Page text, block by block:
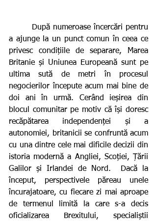
a ajunge la un punct comun în ceea ce
privesc condițiile de separare, Marea
Britanie și Uniunea Europeană sunt pe
ultima sută de metri în procesul
negocierilor începute acum mai bine de
doi ani în urmă. Cerând ieșirea din
blocul comunitar pe motiv că își doresc
recăpătarea independenței și a
autonomiei, britanicii se confruntă acum
cu una dintre cele mai dificile decizii din
istoria modernă a Angliei, Scoției, Țării
Galilor și Irlandei de Nord.  Dacă la
început, perspectivele păreau unele
încurajatoare, cu fiecare zi mai aproape
de termenul limită la care s-a decis
oficializarea Brexitului, specialiștii